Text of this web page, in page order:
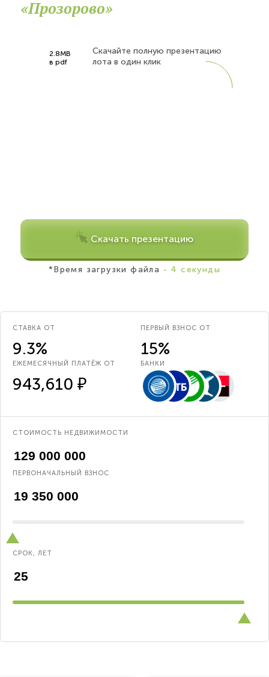
«Прозорово»
2.8MB
в pdf
Скачайте полную презентацию
лота в один клик
Скачать презентацию
*Время загрузки файла - 4 секунды
СТАВКА ОТ
9.3%
ПЕРВЫЙ ВЗНОС ОТ
15%
ЕЖЕМЕСЯЧНЫЙ ПЛАТЁЖ ОТ
943,610 ₽
БАНКИ
СТОИМОСТЬ НЕДВИЖИМОСТИ
ПЕРВОНАЧАЛЬНЫЙ ВЗНОС
СРОК, ЛЕТ